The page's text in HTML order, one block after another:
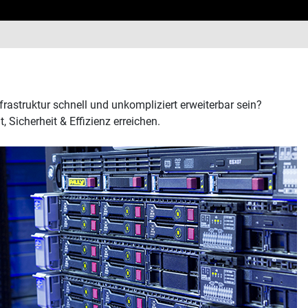
schnell und unkompliziert erweiterbar sein?
Sicherheit & Effizienz erreichen.